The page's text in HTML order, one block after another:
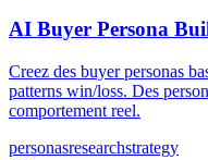
AI Buyer Persona
Creez des buyer personas
patterns win/loss. Des
comportement reel.
personasresearchstrategy